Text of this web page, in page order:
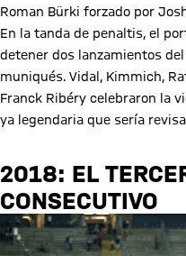
Roman Bürki forzado por
En la tanda de penaltis, el
detener dos lanzamientos
muniqués. Vidal, Kimmich,
Franck Ribéry celebraron la
ya legendaria que sería
2018: EL
CONSECUTIVO